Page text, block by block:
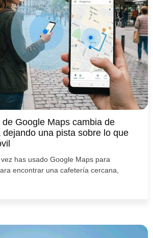
Google Maps cambia de
una pista sobre lo que
has usado Google Maps para
encontrar una cafetería cercana,